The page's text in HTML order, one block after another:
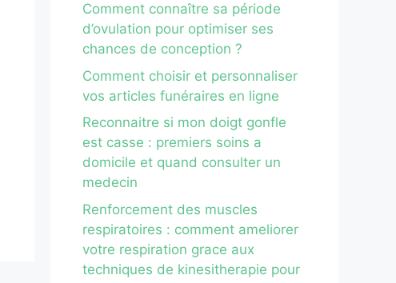
Comment connaître sa période
d’ovulation pour optimiser ses
chances de conception ?
Comment choisir et personnaliser
vos articles funéraires en ligne
Reconnaitre si mon doigt gonfle
est casse : premiers soins a
domicile et quand consulter un
medecin
Renforcement des muscles
respiratoires : comment ameliorer
votre respiration grace aux
techniques de kinesitherapie pour